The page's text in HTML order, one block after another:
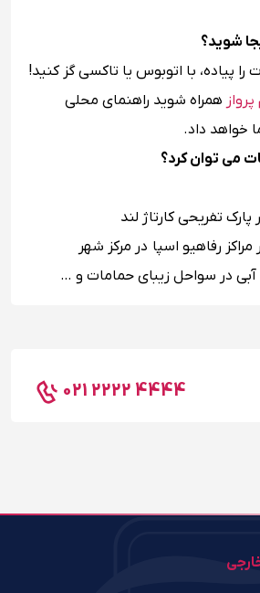
شوید؟
پیاده، با اتوبوس یا تاکسی گز کنید!
همراه شوید راهنمای محلی
خواهد داد.
می توان کرد؟
تفریحی کارتاژ لند
رفاهیو اسپا در مرکز شهر
آبی در سواحل زیبای حمامات و …
021 2222 4444